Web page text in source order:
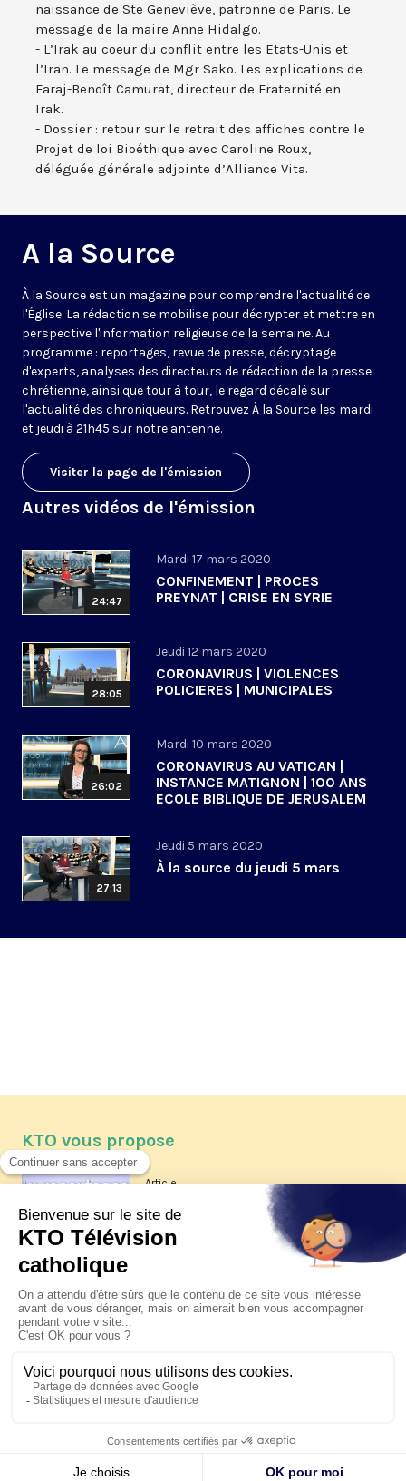
naissance de Ste Geneviève, patronne de Paris. Le
message de la maire Anne Hidalgo.
- L’Irak au coeur du conflit entre les Etats-Unis et
l’Iran. Le message de Mgr Sako. Les explications de
Faraj-Benoît Camurat, directeur de Fraternité en
Irak.
- Dossier : retour sur le retrait des affiches contre le
Projet de loi Bioéthique avec Caroline Roux,
déléguée générale adjointe d’Alliance Vita.
A la Source
À la Source est un magazine pour comprendre l'actualité de
l'Église. La rédaction se mobilise pour décrypter et mettre en
perspective l'information religieuse de la semaine. Au
programme : reportages, revue de presse, décryptage
d'experts, analyses des directeurs de rédaction de la presse
chrétienne, ainsi que tour à tour, le regard décalé sur
l'actualité des chroniqueurs. Retrouvez À la Source les mardi
et jeudi à 21h45 sur notre antenne.
Visiter la page de l'émission
Autres vidéos de l'émission
24:47
Mardi 17 mars 2020
CONFINEMENT | PROCES
PREYNAT | CRISE EN SYRIE
28:05
Jeudi 12 mars 2020
CORONAVIRUS | VIOLENCES
POLICIERES | MUNICIPALES
26:02
Mardi 10 mars 2020
CORONAVIRUS AU VATICAN |
INSTANCE MATIGNON | 100 ANS
ECOLE BIBLIQUE DE JERUSALEM
27:13
Jeudi 5 mars 2020
À la source du jeudi 5 mars
KTO vous propose
Article
Les reportages d'été 2026 de KTO
La visite pastorale du pape Léon
XIV à Assise à suivre sur KTO le
jeudi 6 août
Le pape en Uruguay, Argentine et
Pérou du 6 au 17 novembre 2026
© KTO 2026 — Mentions légales